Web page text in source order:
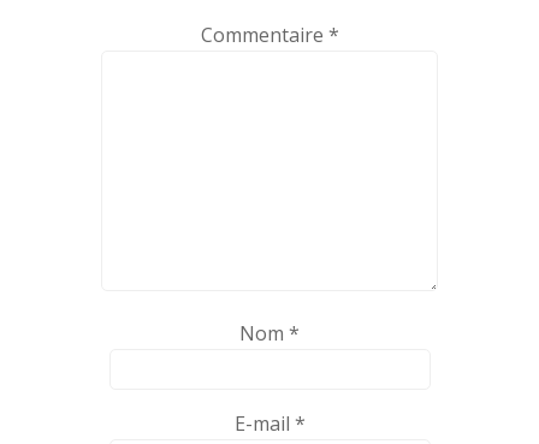
Commentaire *
Nom *
E-mail *